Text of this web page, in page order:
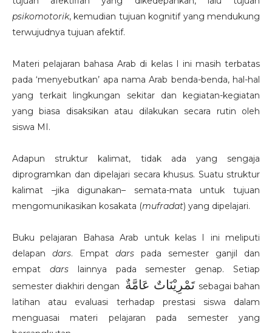
psikomotorik, kemudian tujuan kognitif yang mendukung
terwujudnya tujuan afektif.
Materi pelajaran bahasa Arab di kelas I ini masih terbatas
pada ‘menyebutkan’ apa nama Arab benda-benda, hal-hal
yang terkait lingkungan sekitar dan kegiatan-kegiatan
yang biasa disaksikan atau dilakukan secara rutin oleh
siswa MI.
Adapun struktur kalimat, tidak ada yang sengaja
diprogramkan dan dipelajari secara khusus. Suatu struktur
kalimat –jika digunakan– semata-mata untuk tujuan
mengomunikasikan kosakata (mufradat) yang dipelajari.
Buku pelajaran Bahasa Arab untuk kelas I ini meliputi
delapan dars. Empat dars pada semester ganjil dan
empat dars lainnya pada semester genap. Setiap
semester diakhiri dengan
تَمْرِيْنَاتٌ عَامَّةٌ sebagai bahan
latihan atau evaluasi terhadap prestasi siswa dalam
menguasai materi pelajaran pada semester yang